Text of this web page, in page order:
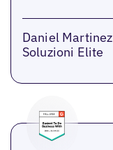
Daniel Martinez
Soluzioni Elite